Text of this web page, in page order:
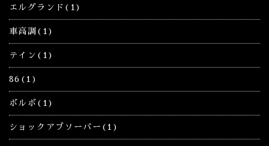
エルグランド(1)
車高調(1)
テイン(1)
86(1)
ボルボ(1)
ショックアブソーバー(1)